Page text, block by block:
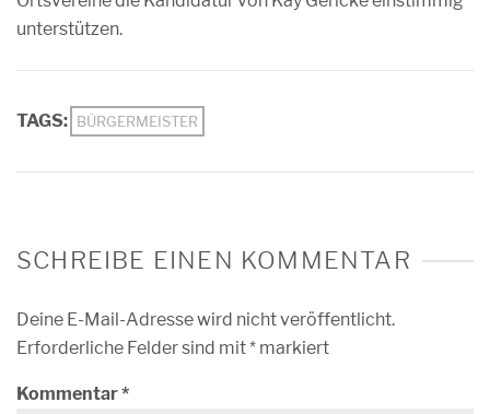
unterstützen.
TAGS: BÜRGERMEISTER
SCHREIBE EINEN KOMMENTAR
Deine E-Mail-Adresse wird nicht veröffentlicht.
Erforderliche Felder sind mit* markiert
Kommentar*